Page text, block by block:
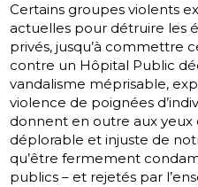
Certains groupes violents
actuelles pour détruire les
privés, jusqu’à commettre
contre un Hôpital Public
vandalisme méprisable,
violence de poignées
donnent en outre aux
déplorable et injuste de
qu’être fermement
publics – et rejetés par